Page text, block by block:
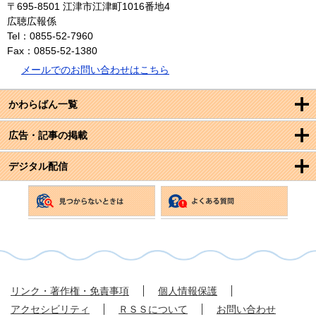
かわらばん一覧
広告・記事の掲載
デジタル配信
〒695-8501 江津市江津町1016番地4
広聴広報係
Tel：0855-52-7960
Fax：0855-52-1380
メールでのお問い合わせはこちら
リンク・著作権・免責事項
個人情報保護
アクセシビリティ
ＲＳＳについて お問い合わせ